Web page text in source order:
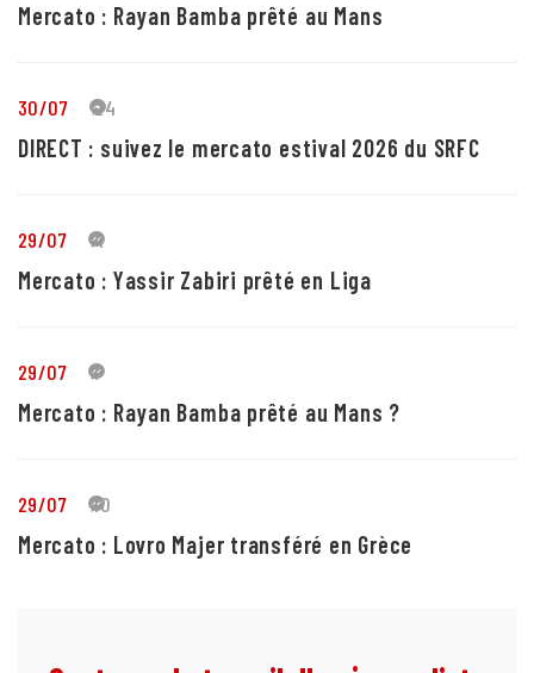
Mercato : Rayan Bamba prêté au Mans
30/07 24
DIRECT : suivez le mercato estival 2026 du SRFC
29/07 4
Mercato : Yassir Zabiri prêté en Liga
29/07 1
Mercato : Rayan Bamba prêté au Mans ?
29/07 10
Mercato : Lovro Majer transféré en Grèce